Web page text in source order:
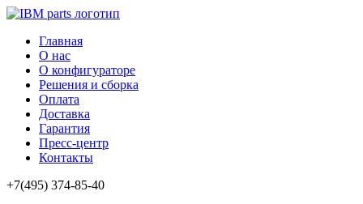
Главная
О нас
О конфигураторе
Решения и сборка
Оплата
Доставка
Гарантия
Пресс-центр
Контакты
+7(495) 374-85-40